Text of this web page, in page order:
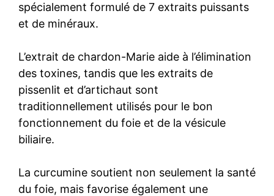
spécialement formulé de 7 extraits puissants
et de minéraux.
L’extrait de chardon-Marie aide à l’élimination
des toxines, tandis que les extraits de
pissenlit et d’artichaut sont
traditionnellement utilisés pour le bon
fonctionnement du foie et de la vésicule
biliaire.
La curcumine soutient non seulement la santé
du foie, mais favorise également une